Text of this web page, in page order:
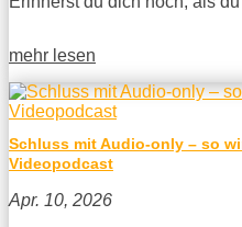
mehr lesen
Schluss mit Audio-only – so
Videopodcast
Apr. 10, 2026